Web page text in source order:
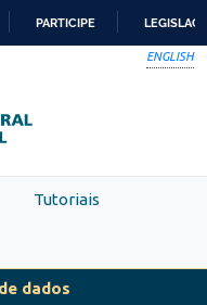
PARTICIPE
ENGLISH
Tutoriais
dados